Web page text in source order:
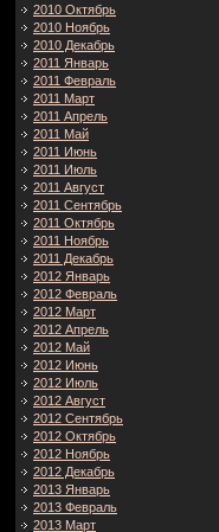
2010 Октябрь
2010 Ноябрь
2010 Декабрь
2011 Январь
2011 Февраль
2011 Март
2011 Апрель
2011 Май
2011 Июнь
2011 Июль
2011 Август
2011 Сентябрь
2011 Октябрь
2011 Ноябрь
2011 Декабрь
2012 Январь
2012 Февраль
2012 Март
2012 Апрель
2012 Май
2012 Июнь
2012 Июль
2012 Август
2012 Сентябрь
2012 Октябрь
2012 Ноябрь
2012 Декабрь
2013 Январь
2013 Февраль
2013 Март